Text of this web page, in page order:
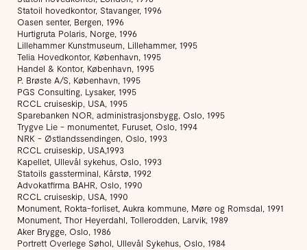
Statoil hovedkontor, Stavanger, 1996
Oasen senter, Bergen, 1996
Hurtigruta Polaris, Norge, 1996
Lillehammer Kunstmuseum, Lillehammer, 1995
Telia Hovedkontor, København, 1995
Handel & Kontor, København, 1995
P. Brøste A/S, København, 1995
PGS Consulting, Lysaker, 1995
RCCL cruiseskip, USA, 1995
Sparebanken NOR, administrasjonsbygg, Oslo, 1995
Trygve Lie - monumentet, Furuset, Oslo, 1994
NRK - Østlandssendingen, Oslo, 1993
RCCL cruiseskip, USA,1993
Kapellet, Ullevål sykehus, Oslo, 1993
Statoils gassterminal, Kårstø, 1992
Advokatfirma BAHR, Oslo, 1990
RCCL cruiseskip, USA, 1990
Monument, Rokta-forliset, Aukra kommune, Møre og Romsdal, 1991
Monument, Thor Heyerdahl, Tollerodden, Larvik, 1989
Aker Brygge, Oslo, 1986
Portrett Overlege Søhol, Ullevål Sykehus, Oslo, 1984